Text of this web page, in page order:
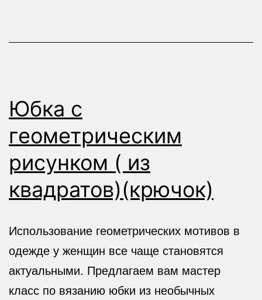
Юбка с
геометрическим
рисунком ( из
квадратов)(крючок)
Использование геометрических мотивов в
одежде у женщин все чаще становятся
актуальными. Предлагаем вам мастер
класс по вязанию юбки из необычных